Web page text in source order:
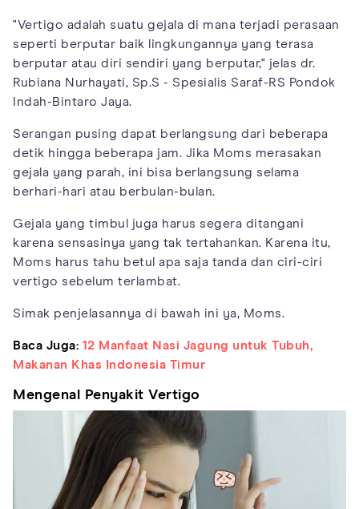
"Vertigo adalah suatu gejala di mana terjadi perasaan
seperti berputar baik lingkungannya yang terasa
berputar atau diri sendiri yang berputar," jelas dr.
Rubiana Nurhayati, Sp.S - Spesialis Saraf-RS Pondok
Indah-Bintaro Jaya.
Serangan pusing dapat berlangsung dari beberapa
detik hingga beberapa jam. Jika Moms merasakan
gejala yang parah, ini bisa berlangsung selama
berhari-hari atau berbulan-bulan.
Gejala yang timbul juga harus segera ditangani
karena sensasinya yang tak tertahankan. Karena itu,
Moms harus tahu betul apa saja tanda dan ciri-ciri
vertigo sebelum terlambat.
Simak penjelasannya di bawah ini ya, Moms.
Baca Juga: 12 Manfaat Nasi Jagung untuk Tubuh,
Makanan Khas Indonesia Timur
Mengenal Penyakit Vertigo